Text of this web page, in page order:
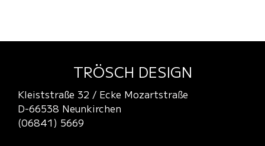
TRÖSCH DESIGN
Kleiststraße 32 / Ecke Mozartstraße
D-66538 Neunkirchen
(06841) 5669